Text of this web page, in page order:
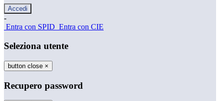
-
Entra con SPID Entra con CIE
Seleziona utente
button close ×
Recupero password